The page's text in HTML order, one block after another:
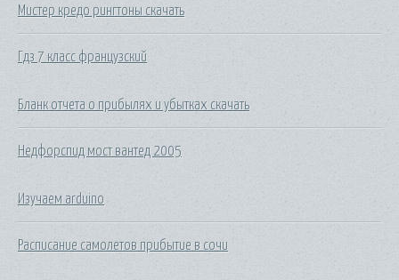
Мистер кредо рингтоны скачать
Гдз 7 класс французский
Бланк отчета о прибылях и убытках скачать
Недфорспид мост вантед 2005
Изучаем arduino
Расписание самолетов прибытие в сочи